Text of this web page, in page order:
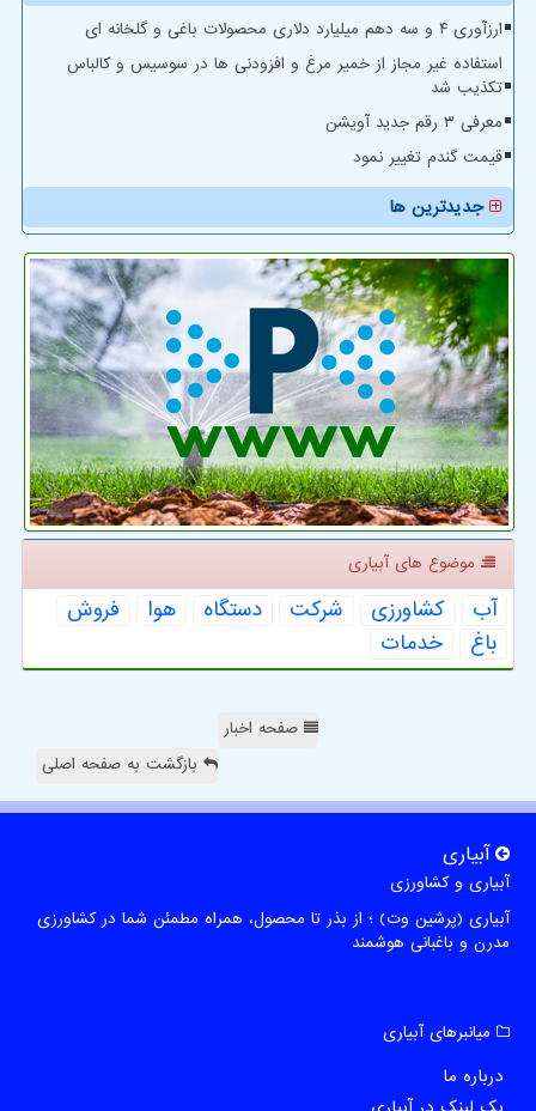
ارزآوری ۴ و سه دهم میلیارد دلاری محصولات باغی و گلخانه ای
استفاده غیر مجاز از خمیر مرغ و افزودنی ها در سوسیس و کالباس
تکذیب شد
معرفی ۳ رقم جدید آویشن
قیمت گندم تغییر نمود
جدیدترین ها
موضوع های آبیاری
آب كشاورزی شركت دستگاه هوا
فروش
باغ
خدمات
صفحه اخبار
بازگشت به صفحه اصلی
آبیاری
آبیاری و کشاورزی
آبیاری (پرشین وت) ؛ از بذر تا محصول، همراه مطمئن شما در کشاورزی
مدرن و باغبانی هوشمند
میانبرهای آبیاری
درباره ما